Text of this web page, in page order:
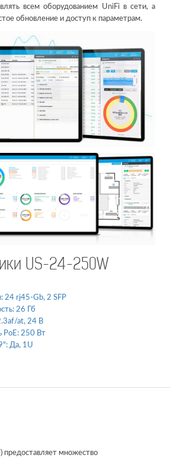
всем оборудованием UniFi в сети, а
обновление и доступ к параметрам.
US-24-250W
24 rj45-Gb, 2 SFP
26 Гб
at, 24 В
PoE: 250 Вт
Да, 1U
множество